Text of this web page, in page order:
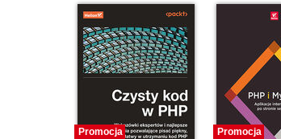
Promocja Promocja